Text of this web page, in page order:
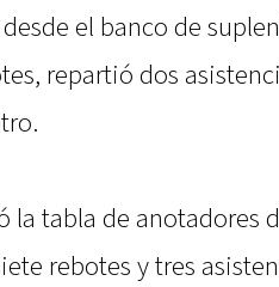
el banco de
repartió dos
la tabla de anotadores
rebotes y tres